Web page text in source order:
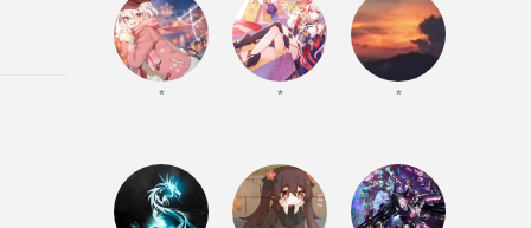
* * *